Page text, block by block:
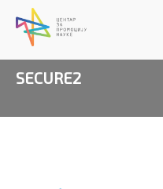
content
SECURE2